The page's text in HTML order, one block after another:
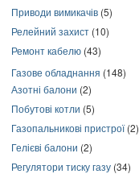
Приводи вимикачів (5)
Релейний захист (10)
Ремонт кабелю (43)
Газове обладнання (148)
Азотні балони (2)
Побутові котли (5)
Газопальникові пристрої(2)
Гелієві балони (2)
Регулятори тиску газу (34)